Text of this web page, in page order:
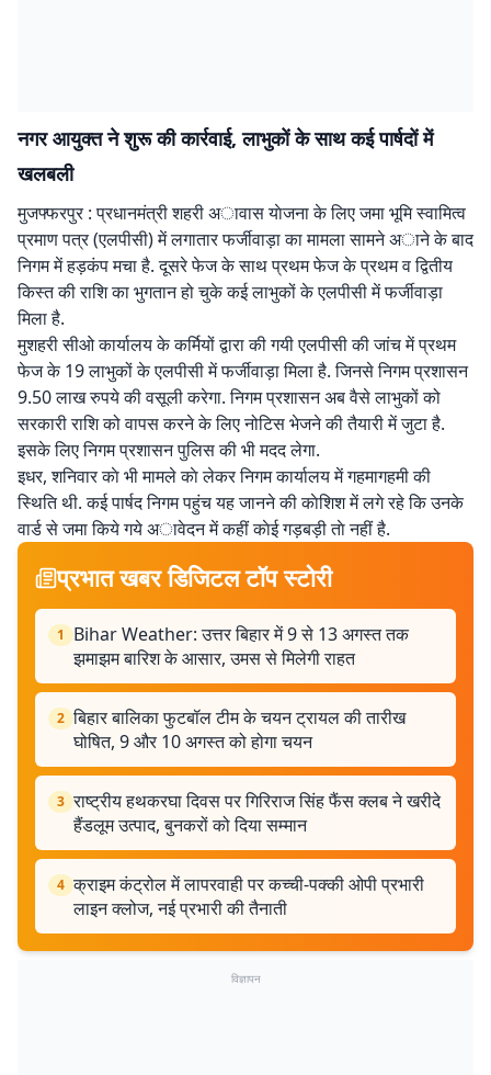
नगर आयुक्त ने शुरू की कार्रवाई, लाभुकों के साथ कई पार्षदों में
खलबली
मुजफ्फरपुर : प्रधानमंत्री शहरी अावास याेजना के लिए जमा भूमि स्वामित्व
प्रमाण पत्र (एलपीसी) में लगातार फर्जीवाड़ा का मामला सामने अाने के बाद
निगम में हड़कंप मचा है. दूसरे फेज के साथ प्रथम फेज के प्रथम व द्वितीय
किस्त की राशि का भुगतान हो चुके कई लाभुकों के एलपीसी में फर्जीवाड़ा
मिला है.
मुशहरी सीओ कार्यालय के कर्मियों द्वारा की गयी एलपीसी की जांच में प्रथम
फेज के 19 लाभुकों के एलपीसी में फर्जीवाड़ा मिला है. जिनसे निगम प्रशासन
9.50 लाख रुपये की वसूली करेगा. निगम प्रशासन अब वैसे लाभुकों को
सरकारी राशि को वापस करने के लिए नोटिस भेजने की तैयारी में जुटा है.
इसके लिए निगम प्रशासन पुलिस की भी मदद लेगा.
इधर, शनिवार काे भी मामले काे लेकर निगम कार्यालय में गहमागहमी की
स्थिति थी. कई पार्षद निगम पहुंच यह जानने की काेशिश में लगे रहे कि उनके
वार्ड से जमा किये गये अावेदन में कहीं काेई गड़बड़ी ताे नहीं है.
प्रभात खबर डिजिटल टॉप स्टोरी
1
Bihar Weather: उत्तर बिहार में 9 से 13 अगस्त तक
झमाझम बारिश के आसार, उमस से मिलेगी राहत
2 बिहार बालिका फुटबॉल टीम के चयन ट्रायल की तारीख
घोषित, 9 और 10 अगस्त को होगा चयन
3 राष्ट्रीय हथकरघा दिवस पर गिरिराज सिंह फैंस क्लब ने खरीदे
हैंडलूम उत्पाद, बुनकरों को दिया सम्मान
4 क्राइम कंट्रोल में लापरवाही पर कच्ची-पक्की ओपी प्रभारी
लाइन क्लोज, नई प्रभारी की तैनाती
विज्ञापन